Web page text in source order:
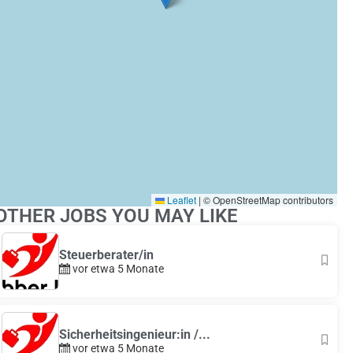
Leaflet | © OpenStreetMap contributors
JOBS YOU MAY LIKE
Steuerberater/in
vor etwa 5 Monate
Sicherheitsingenieur:in /...
vor etwa 5 Monate